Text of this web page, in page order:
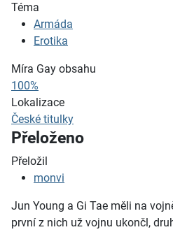
Téma
Armáda
Erotika
Míra Gay obsahu
100%
Lokalizace
České titulky
Přeloženo
Přeložil
monvi
Jun Young a Gi Tae měli na
první z nich už vojnu ukončl,